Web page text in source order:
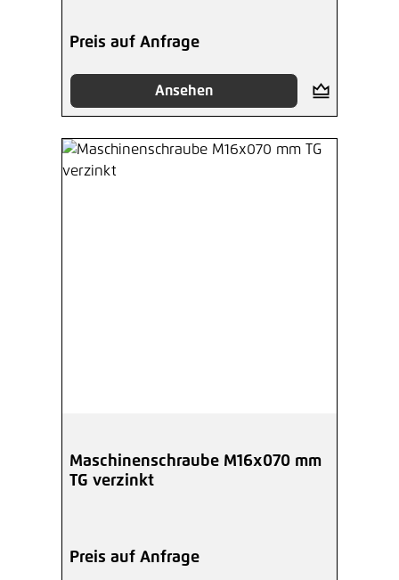
Preis auf Anfrage
Ansehen
Maschinenschraube M16x070 mm
TG verzinkt
Preis auf Anfrage